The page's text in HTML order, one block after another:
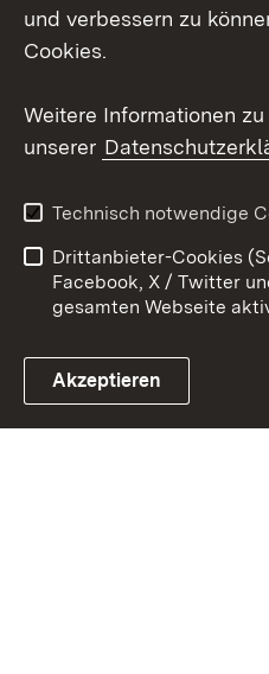
Link zum Landesportal
Datenschutz
Impressum
und verbessern zu
Cookies.
Weitere Informationen
unserer
Technisch notwendige
Drittanbieter-Cookies
Facebook, X / Twitter
gesamten Webseite
Akzeptieren